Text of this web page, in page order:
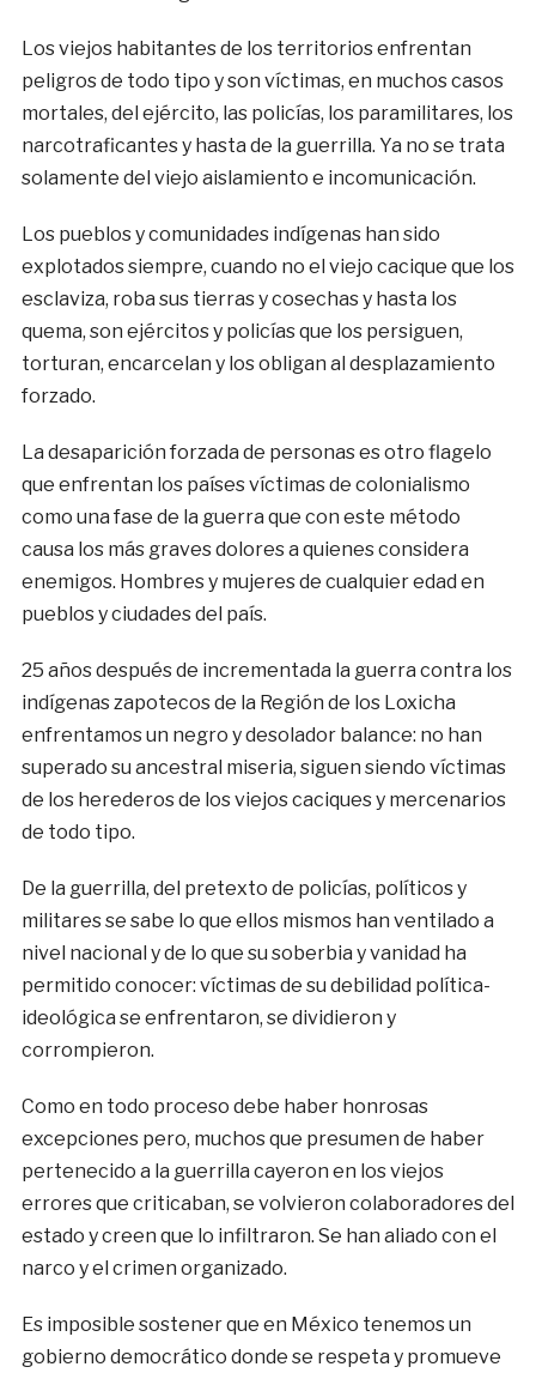
Los viejos habitantes de los territorios enfrentan
peligros de todo tipo y son víctimas, en muchos casos
mortales, del ejército, las policías, los paramilitares, los
narcotraficantes y hasta de la guerrilla. Ya no se trata
solamente del viejo aislamiento e incomunicación.
Los pueblos y comunidades indígenas han sido
explotados siempre, cuando no el viejo cacique que los
esclaviza, roba sus tierras y cosechas y hasta los
quema, son ejércitos y policías que los persiguen,
torturan, encarcelan y los obligan al desplazamiento
forzado.
La desaparición forzada de personas es otro flagelo
que enfrentan los países víctimas de colonialismo
como una fase de la guerra que con este método
causa los más graves dolores a quienes considera
enemigos. Hombres y mujeres de cualquier edad en
pueblos y ciudades del país.
25 años después de incrementada la guerra contra los
indígenas zapotecos de la Región de los Loxicha
enfrentamos un negro y desolador balance: no han
superado su ancestral miseria, siguen siendo víctimas
de los herederos de los viejos caciques y mercenarios
de todo tipo.
De la guerrilla, del pretexto de policías, políticos y
militares se sabe lo que ellos mismos han ventilado a
nivel nacional y de lo que su soberbia y vanidad ha
permitido conocer: víctimas de su debilidad política-
ideológica se enfrentaron, se dividieron y
corrompieron.
Como en todo proceso debe haber honrosas
excepciones pero, muchos que presumen de haber
pertenecido a la guerrilla cayeron en los viejos
errores que criticaban, se volvieron colaboradores del
estado y creen que lo infiltraron. Se han aliado con el
narco y el crimen organizado.
Es imposible sostener que en México tenemos un
gobierno democrático donde se respeta y promueve